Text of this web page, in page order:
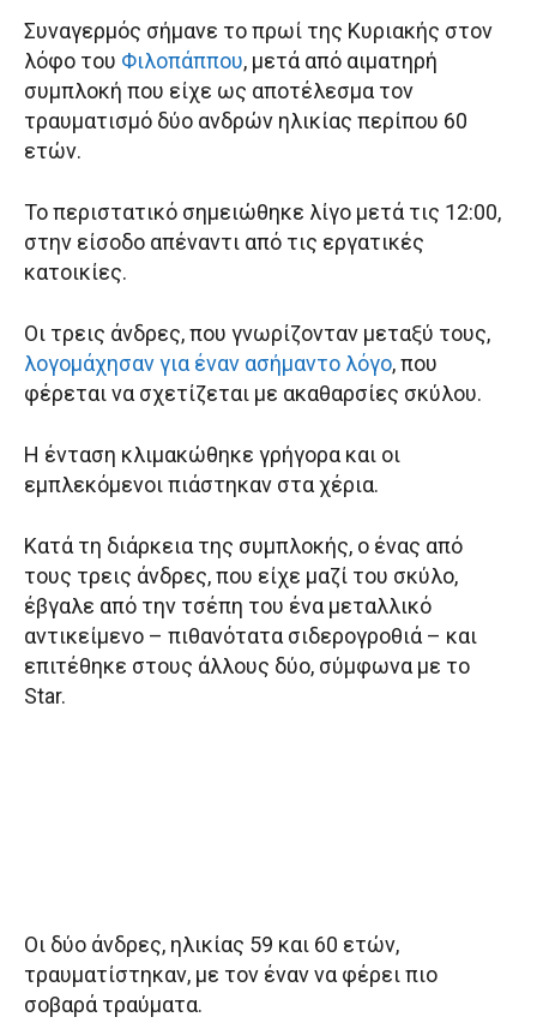
Συναγερμός σήμανε το πρωί της Κυριακής στον
λόφο του Φιλοπάππου, μετά από αιματηρή
συμπλοκή που είχε ως αποτέλεσμα τον
τραυματισμό δύο ανδρών ηλικίας περίπου 60
ετών.
Το περιστατικό σημειώθηκε λίγο μετά τις 12:00,
στην είσοδο απέναντι από τις εργατικές
κατοικίες.
Οι τρεις άνδρες, που γνωρίζονταν μεταξύ τους,
λογομάχησαν για έναν ασήμαντο λόγο, που
φέρεται να σχετίζεται με ακαθαρσίες σκύλου.
Η ένταση κλιμακώθηκε γρήγορα και οι
εμπλεκόμενοι πιάστηκαν στα χέρια.
Κατά τη διάρκεια της συμπλοκής, ο ένας από
τους τρεις άνδρες, που είχε μαζί του σκύλο,
έβγαλε από την τσέπη του ένα μεταλλικό
αντικείμενο – πιθανότατα σιδερογροθιά – και
επιτέθηκε στους άλλους δύο, σύμφωνα με το
Star.
Οι δύο άνδρες, ηλικίας 59 και 60 ετών,
τραυματίστηκαν, με τον έναν να φέρει πιο
σοβαρά τραύματα.